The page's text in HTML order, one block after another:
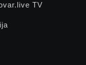
TV